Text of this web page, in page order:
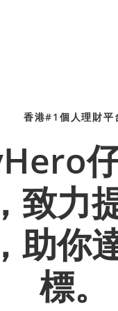
香港#1個人理財平
致力
助你
標。